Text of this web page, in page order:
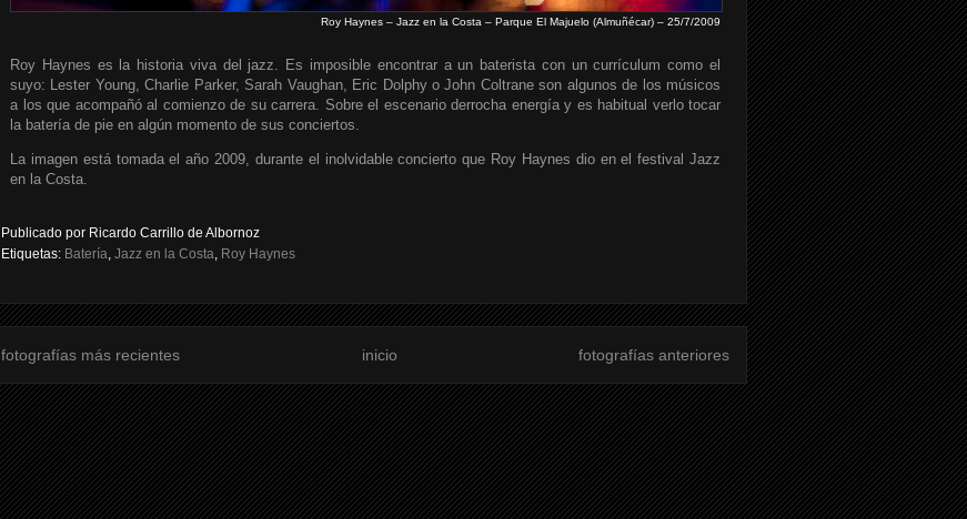
Roy Haynes – Jazz en la Costa – Parque El Majuelo (Almuñécar) – 25/7/2009
Roy Haynes es la historia viva del jazz. Es imposible encontrar a un baterista con un currículum como el
suyo: Lester Young, Charlie Parker, Sarah Vaughan, Eric Dolphy o John Coltrane son algunos de los músicos
a los que acompañó al comienzo de su carrera. Sobre el escenario derrocha energía y es habitual verlo tocar
la batería de pie en algún momento de sus conciertos.
La imagen está tomada el año 2009, durante el inolvidable concierto que Roy Haynes dio en el festival Jazz
en la Costa.
Publicado por Ricardo Carrillo de Albornoz
Etiquetas: Batería, Jazz en la Costa, Roy Haynes
fotografías más recientes fotografías anteriores
inicio